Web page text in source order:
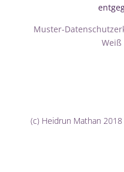
Muster-
Weiß
(c) Heidrun Mathan 2018